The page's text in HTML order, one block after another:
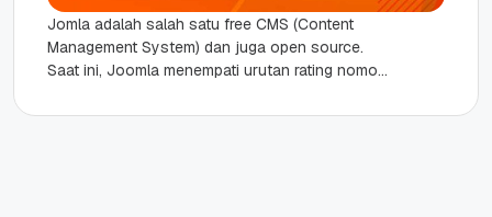
Jomla adalah salah satu free CMS (Content
Management System) dan juga open source.
Saat ini, Joomla menempati urutan rating nomor